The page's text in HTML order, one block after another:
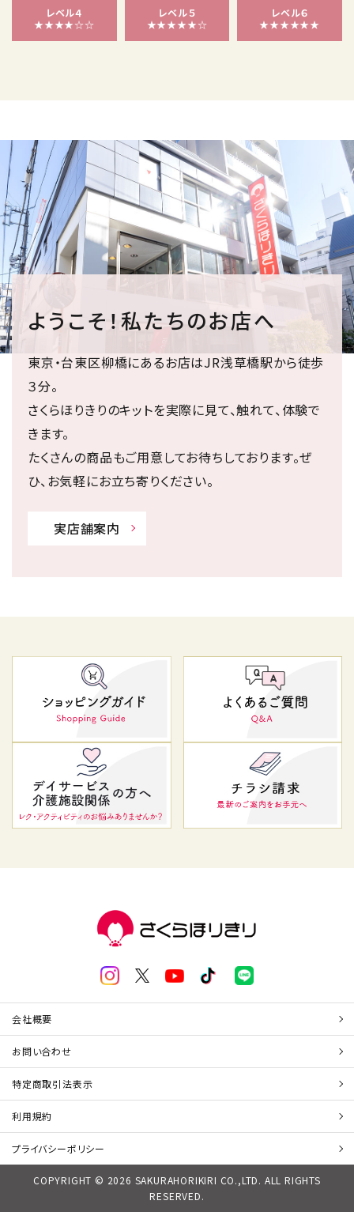
レベル４
★★★★☆☆
レベル５
★★★★★☆
レベル６
★★★★★★
ようこそ！私たちのお店へ
東京・台東区柳橋にあるお店はJR浅草橋駅から徒歩
３分。
さくらほりきりのキットを実際に見て、触れて、体験で
きます。
たくさんの商品もご用意してお待ちしております。ぜ
ひ、お気軽にお立ち寄りください。
実店舗案内
会社概要
お問い合わせ
特定商取引法表示
利用規約
プライバシーポリシー
COPYRIGHT © 2026 SAKURAHORIKIRI CO.,LTD. ALL RIGHTS
RESERVED.